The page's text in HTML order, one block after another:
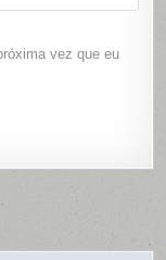
vez que eu